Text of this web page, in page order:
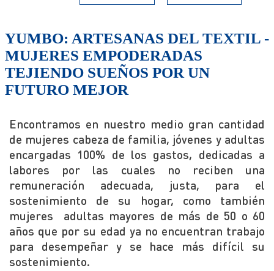
YUMBO: ARTESANAS DEL TEXTIL -
MUJERES EMPODERADAS
TEJIENDO SUEÑOS POR UN
FUTURO MEJOR
Encontramos en nuestro medio gran cantidad
de mujeres cabeza de familia, jóvenes y adultas
encargadas 100% de los gastos, dedicadas a
labores por las cuales no reciben una
remuneración adecuada, justa, para el
sostenimiento de su hogar, como también
mujeres adultas mayores de más de 50 o 60
años que por su edad ya no encuentran trabajo
para desempeñar y se hace más difícil su
sostenimiento.